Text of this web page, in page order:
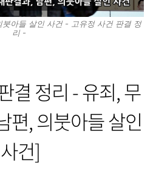
아들 살인 사건 - 고유정 사건 판결 정
리 -
결 정리 - 유죄, 무
편, 의붓아들 살인
사건]